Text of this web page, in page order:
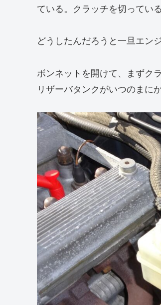
ている。クラッチを切ってい
どうしたんだろうと一旦エン
ボンネットを開けて、まずク
リザーバタンクがいつのまに